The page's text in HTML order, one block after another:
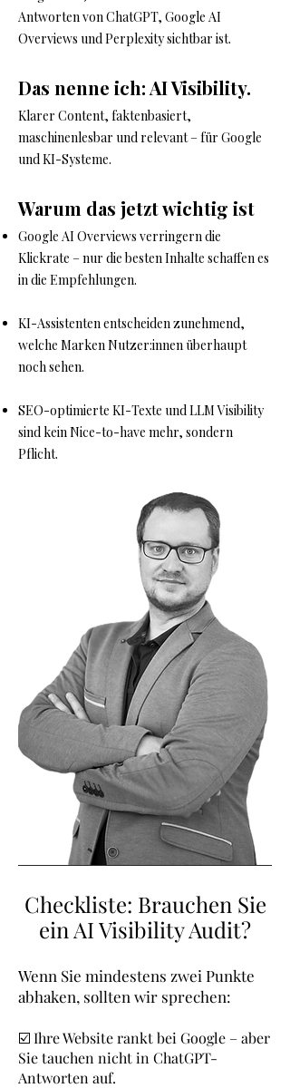
Antworten von ChatGPT, Google AI
Overviews und Perplexity sichtbar ist.
Das nenne ich: AI Visibility.
Klarer Content, faktenbasiert,
maschinenlesbar und relevant – für Google
und KI-Systeme.
Warum das jetzt wichtig ist
Google AI Overviews verringern die
Klickrate – nur die besten Inhalte schaffen es
in die Empfehlungen.
KI-Assistenten entscheiden zunehmend,
welche Marken Nutzer:innen überhaupt
noch sehen.
SEO-optimierte KI-Texte und LLM Visibility
sind kein Nice-to-have mehr, sondern
Pflicht.
Checkliste: Brauchen Sie
ein AI Visibility Audit?
Wenn Sie mindestens zwei Punkte
abhaken, sollten wir sprechen:
☑️ Ihre Website rankt bei Google – aber
Sie tauchen nicht in ChatGPT-
Antworten auf.